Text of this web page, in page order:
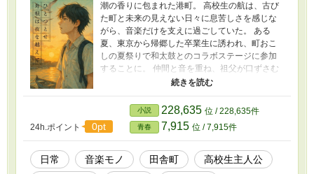
潮の香りに包まれた港町。 高校生の航は、古び
た町と未来の見えない日々に息苦しさを感じな
がら、音楽だけを支えに過ごしていた。 ある
夏、東京から帰郷した卒業生に誘われ、町おこ
しの夏祭りで和太鼓とのコラボステージに参加
することに。 仲間と音を重ね、祖父が口ずさむ
古い舟唄と向き合う中で、航の中に変わり始め
るものがあった──。 「ひとつとせ、舟唄は夜を
越えて」 これは、海辺の町で継がれてきた歌
が、一人の少年の夢と旅立ちに寄り添う、静か
で熱い音の物語。
24h.ポイント 0pt
小説 228,635 位 / 228,635件
青春 7,915 位 / 7,915件
日常 音楽モノ 田舎町
高校生主人公